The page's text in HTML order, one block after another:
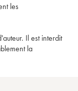
les
Il est interdit
la